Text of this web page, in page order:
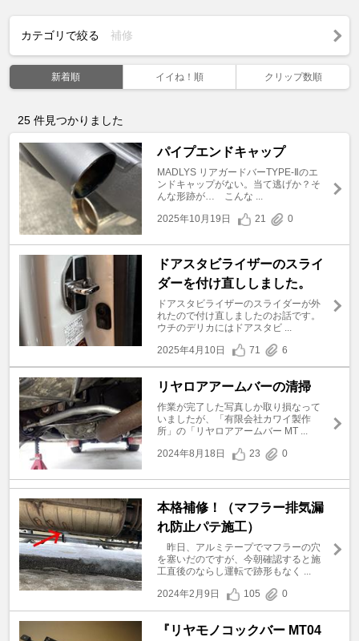
カテゴリで絞る 補修
新着順 イイね！順 クリップ数順
25 件見つかりました
パイプエンドキャップ
MADLYS リアガードバーTYPE-Ⅱのエ
ンドキャップがない。当て逃げか？そ
んな形跡が… こんな ...
2025年10月19日
21 0
ドアスタビライザーのスライ
ダーを付け直ししました。
ドアスタビライザーのスライダーが外
れたので付け直しましたのお話です。
ウチのデリカにはドアスタビ ...
2025年4月10日
71 6
リヤロアアームバーの清掃
作業が完了した写真しか取り損なって
いましたが、「有限会社カワイ製作
所」の「リヤロアアームバー MT ...
2024年8月18日
23 0
本格補修！（マフラー排気漏
れ防止パテ施工）
昨日、アルミテープでマフラーの穴
を塞いだのですが、今朝確認すると施
工直後のならし運転で跡形もなく ...
2024年2月9日
105 0
『リヤモノコックバー MT04